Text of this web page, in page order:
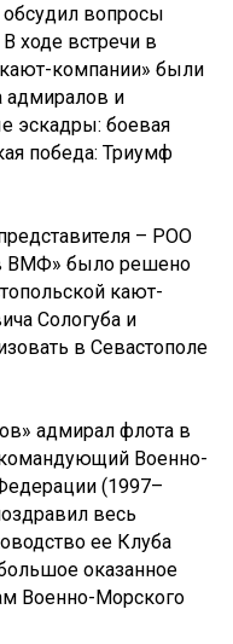
вопросы
ходе встречи в
кают-компании» были
адмиралов и
эскадры: боевая
победа: Триумф
– РОО
ВМФ» было решено
кают-
Сологуба и
в Севастополе
адмирал флота в
Военно-
(1997–
весь
ее Клуба
оказанное
Военно-Морского